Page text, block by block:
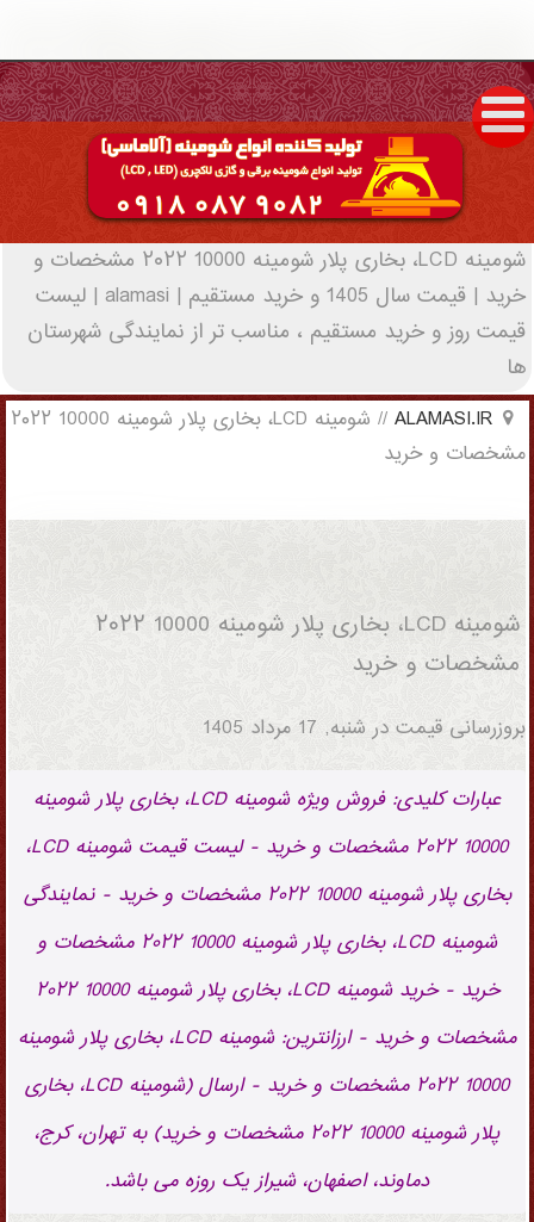
مشخصات و خرید | قیمت سال 1405 و خرید
مستقیم | alamasi - (1601)(New - 2022)
شومینه LCD، بخاری پلار شومینه 10000 ۲۰۲۲ مشخصات و
خرید | قیمت سال 1405 و خرید مستقیم | alamasi | لیست
قیمت روز و خرید مستقیم ، مناسب تر از نمایندگی شهرستان
ها
ALAMASI.IR
//
شومینه LCD، بخاری پلار شومینه 10000 ۲۰۲۲
مشخصات و خرید
مشخصات و خرید
شومینه LCD، بخاری پلار شومینه 10000 ۲۰۲۲
مشخصات و خرید
بروزرسانی قیمت در شنبه, 17 مرداد 1405
عبارات کلیدی: فروش ویژه شومینه LCD، بخاری پلار شومینه
10000 ۲۰۲۲ مشخصات و خرید - لیست قیمت شومینه LCD،
بخاری پلار شومینه 10000 ۲۰۲۲ مشخصات و خرید - نمایندگی
شومینه LCD، بخاری پلار شومینه 10000 ۲۰۲۲ مشخصات و
خرید - خرید شومینه LCD، بخاری پلار شومینه 10000 ۲۰۲۲
مشخصات و خرید - ارزانترین: شومینه LCD، بخاری پلار شومینه
10000 ۲۰۲۲ مشخصات و خرید - ارسال (شومینه LCD، بخاری
پلار شومینه 10000 ۲۰۲۲ مشخصات و خرید) به تهران، کرج،
دماوند، اصفهان، شیراز یک روزه می باشد.